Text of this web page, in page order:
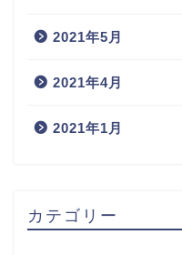
2021年5月
2021年4月
2021年1月
カテゴリー